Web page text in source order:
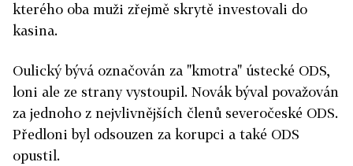
kterého oba muži zřejmě skrytě investovali do
kasina.
Oulický bývá označován za "kmotra" ústecké ODS,
loni ale ze strany vystoupil. Novák býval považován
za jednoho z nejvlivnějších členů severočeské ODS.
Předloni byl odsouzen za korupci a také ODS
opustil.